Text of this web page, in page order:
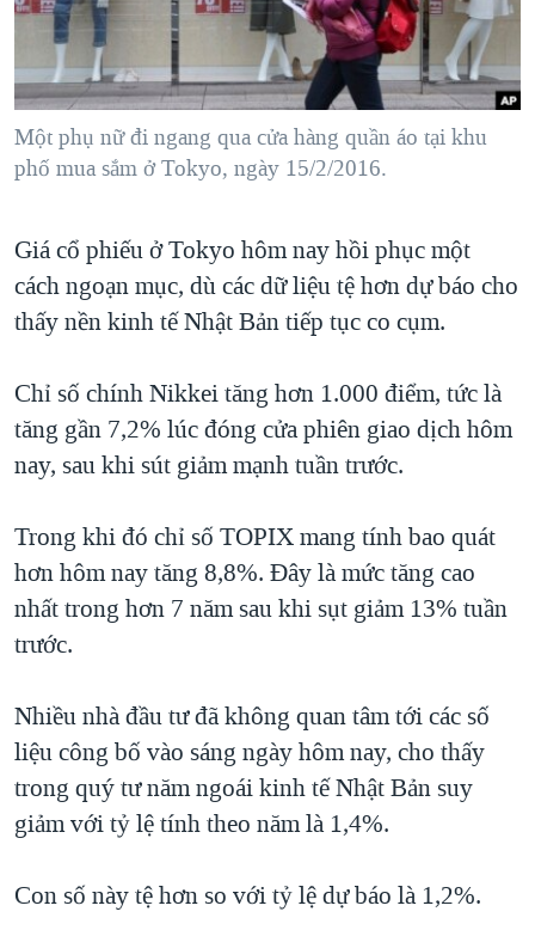
"Tìm"NGƯỜI VIỆT HẢI NGOẠI
ĐỜI SỐNG
KINH TẾ
KHOA HỌC
VĂN HOÁ
THỂ THAO
GIÁO DỤC
TẠI
HÀNH TRÌNH BẦU CỬ 2024
MỘT NĂM CHIẾN TRANH TẠI DẢI GAZA
GIẢI MÃ VÀNH ĐAI & CON ĐƯỜNG
NGÀY TỊ NẠN THẾ GIỚI
GROUND ZERO – XƯA VÀ NAY
CHI PHÍ CHIẾN TRANH AFGHANISTAN
THƯỢNG ĐỈNH TRUMP-KIM TẠI VIỆT NAM
TRỊNH VĨNH BÌNH VS. CHÍNH PHỦ VIỆT NAM
NGƯ DÂN VIỆT VÀ LÀN SÓNG TRỘM HẢI SÂM
BÊN KIA QUỐC LỘ: TIẾNG VỌNG TỪ NÔNG THÔN MỸ
QUAN HỆ VIỆT MỸ
VIDEO
NGHE
MẠNG XÃ HỘI
Ngôn ngữ khác
Một phụ nữ đi ngang qua cửa hàng quần áo tại khu
phố mua sắm ở Tokyo, ngày 15/2/2016.
Giá cổ phiếu ở Tokyo hôm nay hồi phục một
cách ngoạn mục, dù các dữ liệu tệ hơn dự báo cho
thấy nền kinh tế Nhật Bản tiếp tục co cụm.
Chỉ số chính Nikkei tăng hơn 1.000 điểm, tức là
tăng gần 7,2% lúc đóng cửa phiên giao dịch hôm
nay, sau khi sút giảm mạnh tuần trước.
Trong khi đó chỉ số TOPIX mang tính bao quát
hơn hôm nay tăng 8,8%. Đây là mức tăng cao
nhất trong hơn 7 năm sau khi sụt giảm 13% tuần
trước.
Nhiều nhà đầu tư đã không quan tâm tới các số
liệu công bố vào sáng ngày hôm nay, cho thấy
trong quý tư năm ngoái kinh tế Nhật Bản suy
giảm với tỷ lệ tính theo năm là 1,4%.
Con số này tệ hơn so với tỷ lệ dự báo là 1,2%.